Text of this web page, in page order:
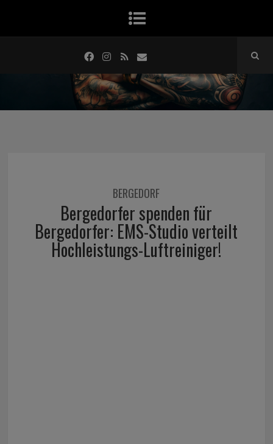
BERGEDORF
Bergedorfer spenden für
Bergedorfer: EMS-Studio verteilt
Hochleistungs-Luftreiniger!